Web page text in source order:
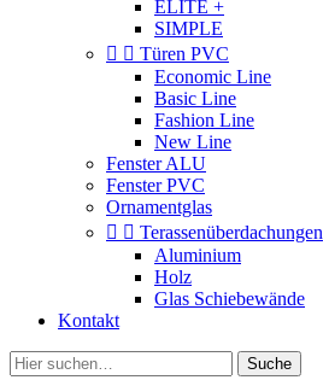
ELITE +
SIMPLE
  Türen PVC
Economic Line
Basic Line
Fashion Line
New Line
Fenster ALU
Fenster PVC
Ornamentglas
  Terassenüberdachungen
Aluminium
Holz
Glas Schiebewände
Kontakt
Suche